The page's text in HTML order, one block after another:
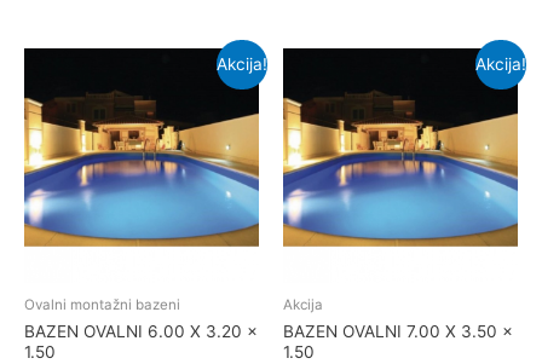
Akcija!
Ovalni montažni bazeni
BAZEN OVALNI 6.00 X 3.20 x
1.50
Akcija!
Akcija
BAZEN OVALNI 7.00 X 3.50 x
1.50